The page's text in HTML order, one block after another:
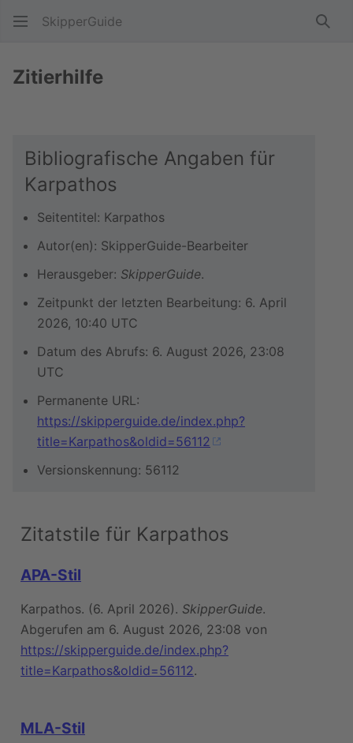
SkipperGuide
Zitierhilfe
Bibliografische Angaben für
Karpathos
Seitentitel: Karpathos
Autor(en): SkipperGuide-Bearbeiter
Herausgeber: SkipperGuide.
Zeitpunkt der letzten Bearbeitung: 6. April
2026, 10:40 UTC
Datum des Abrufs: 6. August 2026, 23:08
UTC
Permanente URL:
https://skipperguide.de/index.php?
title=Karpathos&oldid=56112
Versionskennung: 56112
Zitatstile für Karpathos
APA-Stil
Karpathos. (6. April 2026). SkipperGuide.
Abgerufen am 6. August 2026, 23:08 von
https://skipperguide.de/index.php?
title=Karpathos&oldid=56112.
MLA-Stil